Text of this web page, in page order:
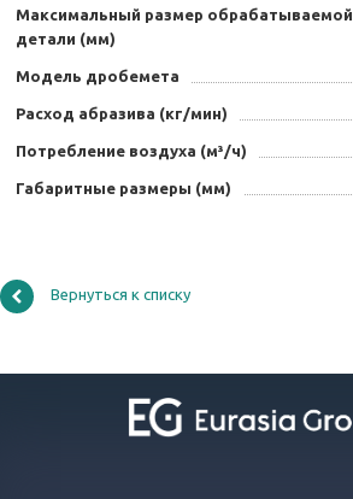
Максимальный размер обрабатываемой
детали (мм)
Модель дробемета
Расход абразива (кг/мин)
Потребление воздуха (м³/ч)
Габаритные размеры (мм)
Вернуться к списку